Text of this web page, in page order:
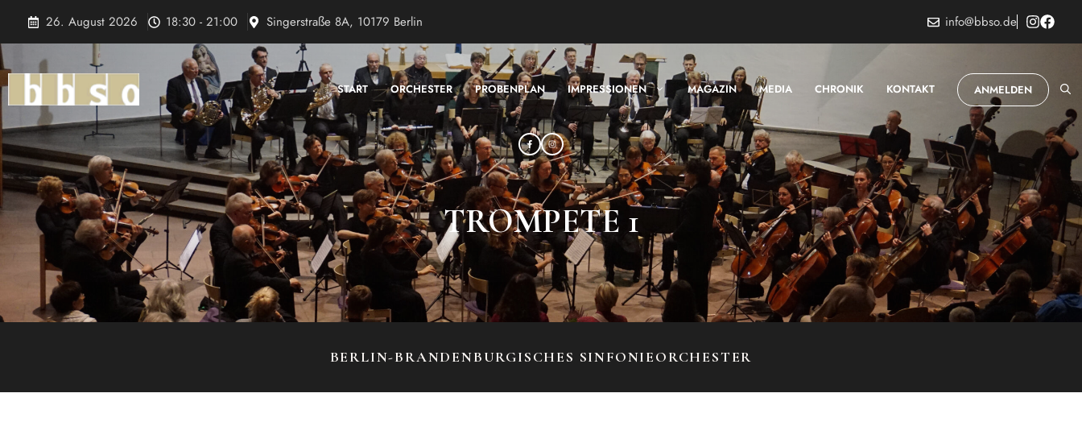
Inhalt
springen
26. August 2026 18:30 - 21:00 Singerstraße 8A, 10179 Berlin info@bbso.de
START ORCHESTER PROBENPLAN IMPRESSIONEN MAGAZIN MEDIA CHRONIK KONTAKT ANMELDEN
TROMPETE 1
BERLIN-BRANDENBURGISCHES SINFONIEORCHESTER